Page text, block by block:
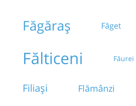
Făgăraș Făget
Fălticeni Făurei
Filiași Flămânzi